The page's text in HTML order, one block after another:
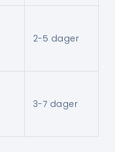
2-5 dager
3-7 dager